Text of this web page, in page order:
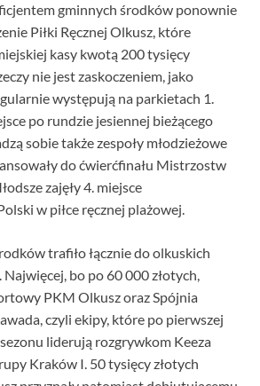
gminnych środków ponownie
Piłki Ręcznej Olkusz, które
kasy kwotą 200 tysięcy
nie jest zaskoczeniem, jako
występują na parkietach 1.
po rundzie jesiennej bieżącego
sobie także zespoły młodzieżowe
do ćwierćfinału Mistrzostw
zajęły 4. miejsce
w piłce ręcznej plażowej.
trafiło łącznie do olkuskich
bo po 60 000 złotych,
PKM Olkusz oraz Spójnia
czyli ekipy, które po pierwszej
liderują rozgrywkom Keeza
Kraków I. 50 tysięcy złotych